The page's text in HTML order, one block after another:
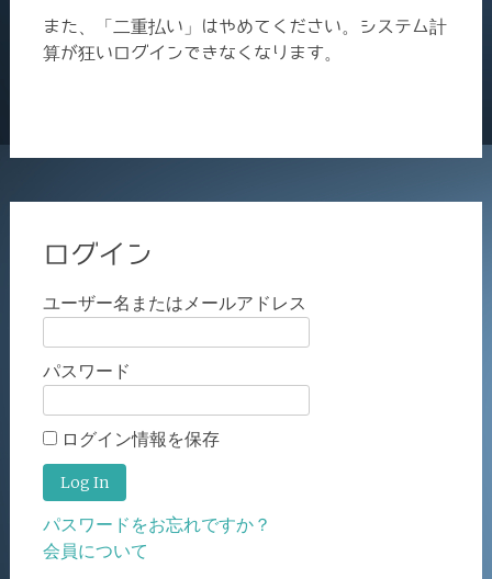
また、「二重払い」はやめてください。システム計
算が狂いログインできなくなります。
ログイン
ユーザー名またはメールアドレス
パスワード
ログイン情報を保存
パスワードをお忘れですか？
会員について